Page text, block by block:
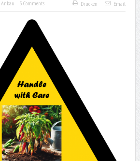
Anbau 3 Comments Drucken Email